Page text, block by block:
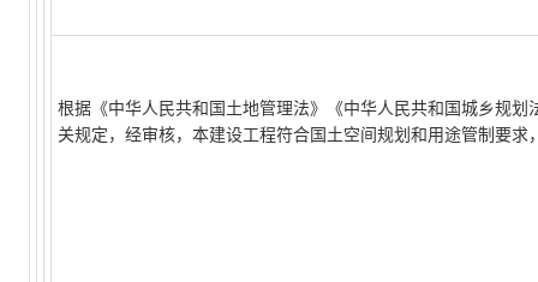
根据《中华人民共和国土地管理法》《中华人民共和国城乡规划
关规定，经审核，本建设工程符合国土空间规划和用途管制要求